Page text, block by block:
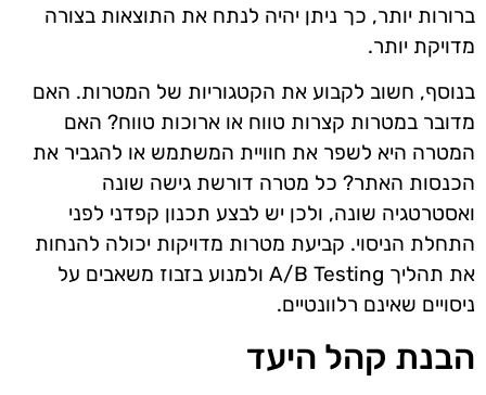
ברורות יותר, כך ניתן יהיה לנתח את התוצאות בצורה
מדויקת יותר.
בנוסף, חשוב לקבוע את הקטגוריות של המטרות. האם
מדובר במטרות קצרות טווח או ארוכות טווח? האם
המטרה היא לשפר את חוויית המשתמש או להגביר את
הכנסות האתר? כל מטרה דורשת גישה שונה
ואסטרטגיה שונה, ולכן יש לבצע תכנון קפדני לפני
התחלת הניסוי. קביעת מטרות מדויקות יכולה להנחות
את תהליך A/B Testing ולמנוע בזבוז משאבים על
ניסויים שאינם רלוונטיים.
הבנת קהל היעד